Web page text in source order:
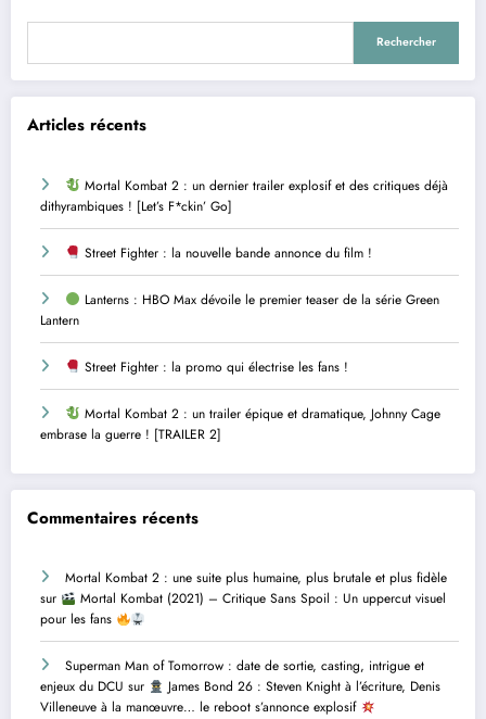
Rechercher
Articles récents
Mortal Kombat 2 : un dernier trailer explosif et des critiques déjà
dithyrambiques ! [Let’s F*ckin’ Go]
Street Fighter : la nouvelle bande annonce du film !
Lanterns : HBO Max dévoile le premier teaser de la série Green
Lantern
Street Fighter : la promo qui électrise les fans !
Mortal Kombat 2 : un trailer épique et dramatique, Johnny Cage
embrase la guerre ! [TRAILER 2]
Commentaires récents
Mortal Kombat 2 : une suite plus humaine, plus brutale et plus fidèle
sur
Mortal Kombat (2021) – Critique Sans Spoil : Un uppercut visuel
pour les fans
Superman Man of Tomorrow : date de sortie, casting, intrigue et
enjeux du DCU sur
James Bond 26 : Steven Knight à l’écriture, Denis
Villeneuve à la manœuvre… le reboot s’annonce explosif